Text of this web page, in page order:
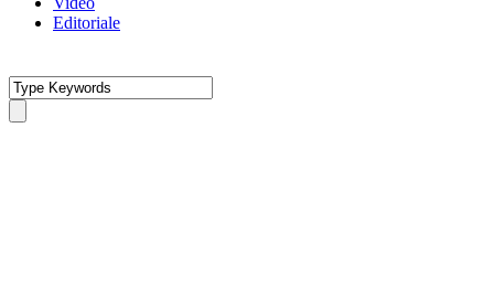
Editoriale